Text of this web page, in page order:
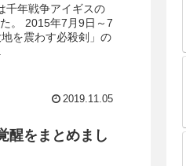
千年戦争アイギスの
。 2015年7月9日～7
を震わす必殺剣」の
2019.11.05
醒をまとめまし